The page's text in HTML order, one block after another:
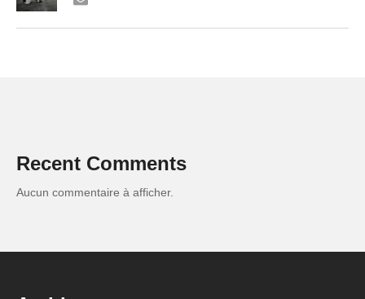
Recent Comments
Aucun commentaire à afficher.